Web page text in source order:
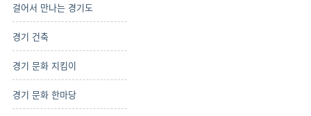
걸어서 만나는 경기도
경기 건축
경기 문화 지킴이
경기 문화 한마당